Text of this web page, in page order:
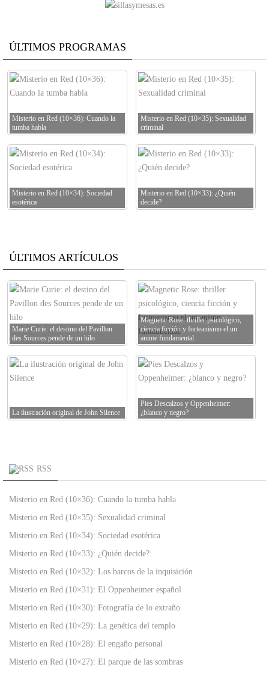
ÚLTIMOS PROGRAMAS
Misterio en Red (10×36): Cuando la
tumba habla
Misterio en Red (10×35): Sexualidad
criminal
Misterio en Red (10×34): Sociedad
esotérica
Misterio en Red (10×33): ¿Quién
decide?
ÚLTIMOS ARTÍCULOS
Marie Curie: el destino del Pavillon
des Sources pende de un hilo
Magnetic Rose: thriller psicológico,
ciencia ficción y forteanismo el un
anime fundamental
La ilustración original de John Silence
Pies Descalzos y Oppenheimer:
¿blanco y negro?
RSS
Misterio en Red (10×36): Cuando la tumba habla
Misterio en Red (10×35): Sexualidad criminal
Misterio en Red (10×34): Sociedad esotérica
Misterio en Red (10×33): ¿Quién decide?
Misterio en Red (10×32): Los barcos de la inquisición
Misterio en Red (10×31): El Oppenheimer español
Misterio en Red (10×30): Fotografía de lo extraño
Misterio en Red (10×29): La genética del templo
Misterio en Red (10×28): El engaño personal
Misterio en Red (10×27): El parque de las sombras